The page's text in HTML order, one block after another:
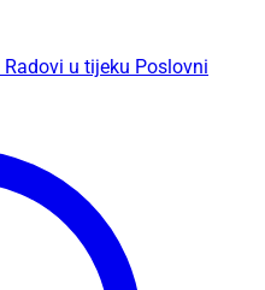
Radovi u tijeku Poslovni